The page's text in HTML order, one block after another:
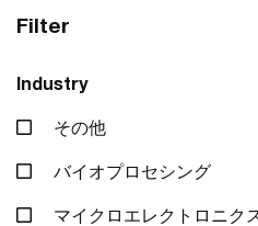
Filter
Industry
その他
バイオプロセシング
マイクロエレクトロニク